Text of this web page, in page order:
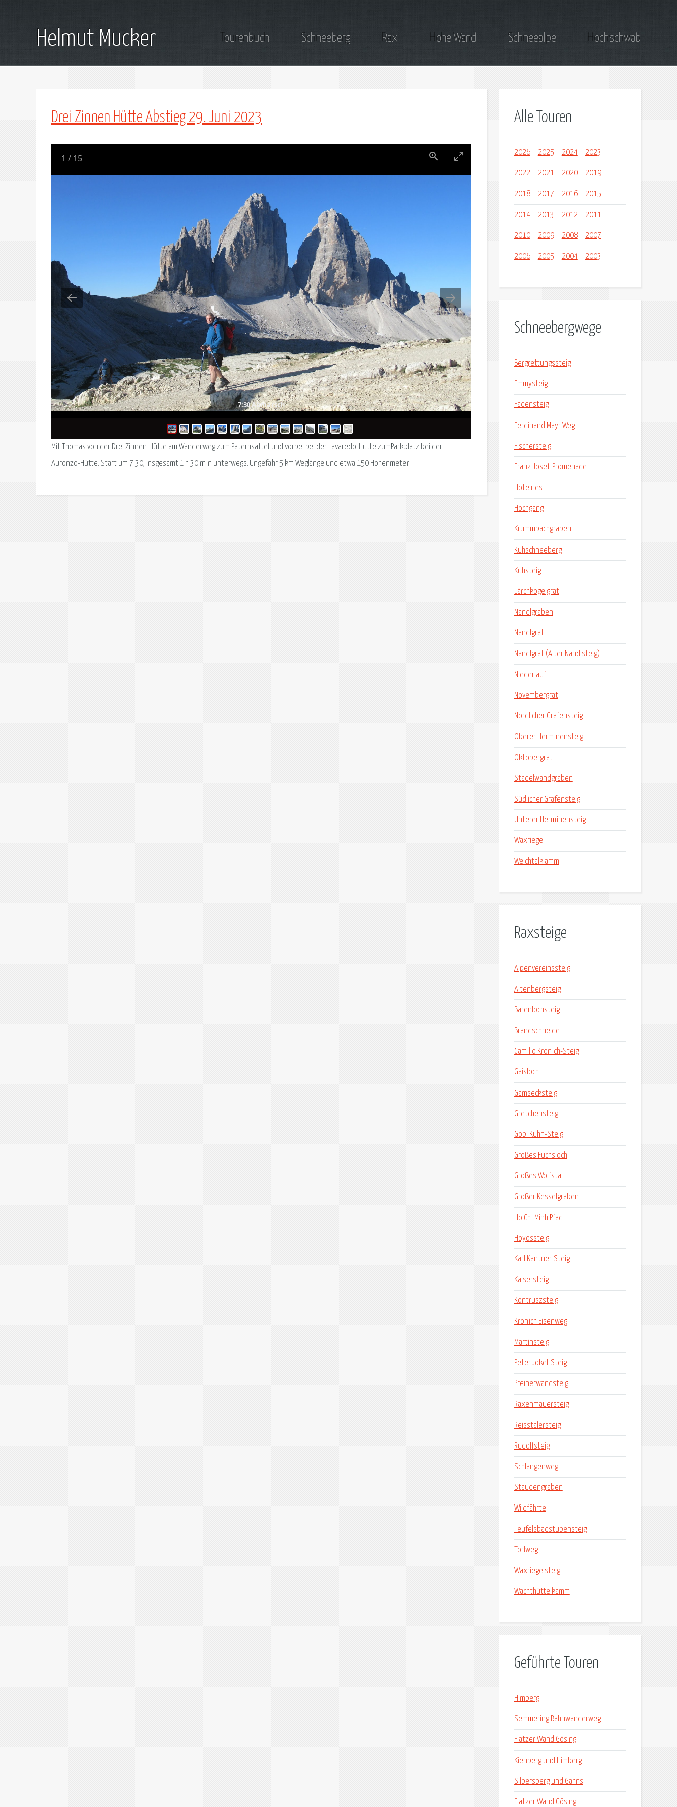
Helmut Mucker Tourenbuch Schneeberg Rax Hohe Wand Schneealpe Hochschwab
Drei Zinnen Hütte Abstieg 29. Juni 2023
7:30 Abmarsch
1 / 15
Mit Thomas von der Drei Zinnen-Hütte am Wanderweg zum Paternsattel und vorbei bei der Lavaredo-Hütte zumParkplatz bei der
Auronzo-Hütte. Start um 7:30, insgesamt 1 h 30 min unterwegs. Ungefähr 5 km Weglänge und etwa 150 Höhenmeter.
Alle Touren
2026 2025 2024 2023
2022 2021 2020 2019
2018 2017 2016 2015
2014 2013 2012 2011
2010 2009 2008 2007
2006 2005 2004 2003
Schneebergwege
Bergrettungssteig
Emmysteig
Fadensteig
Ferdinand Mayr-Weg
Fischersteig
Franz-Josef-Promenade
Hotelries
Hochgang
Krummbachgraben
Kuhschneeberg
Kuhsteig
Lärchkogelgrat
Nandlgraben
Nandlgrat
Nandlgrat (Alter Nandlsteig)
Niederlauf
Novembergrat
Nördlicher Grafensteig
Oberer Herminensteig
Oktobergrat
Stadelwandgraben
Südlicher Grafensteig
Unterer Herminensteig
Waxriegel
Weichtalklamm
Raxsteige
Alpenvereinssteig
Altenbergsteig
Bärenlochsteig
Brandschneide
Camillo Kronich-Steig
Gaisloch
Gamsecksteig
Gretchensteig
Göbl Kühn-Steig
Großes Fuchsloch
Großes Wolfstal
Großer Kesselgraben
Ho Chi Minh Pfad
Hoyossteig
Karl Kantner-Steig
Kaisersteig
Kontruszsteig
Kronich Eisenweg
Martinsteig
Peter Jokel-Steig
Preinerwandsteig
Raxenmäuersteig
Reisstalersteig
Rudolfsteig
Schlangenweg
Staudengraben
Wildfährte
Teufelsbadstubensteig
Törlweg
Waxriegelsteig
Wachthüttelkamm
Geführte Touren
Himberg
Semmering Bahnwanderweg
Flatzer Wand Gösing
Kienberg und Himberg
Silbersberg und Gahns
Flatzer Wand Gösing